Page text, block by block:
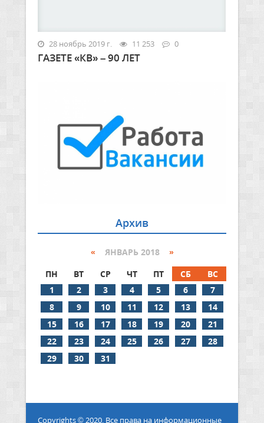
28 ноябрь 2019 г. 11 253 0
ГАЗЕТЕ «КВ» – 90 ЛЕТ
Архив
« ЯНВАРЬ 2018 »
ПН
ВТ СР ЧТ ПТ СБ
ВС
1
2 3 4 5 6
7
8
9 10 11 12 13
14
15
16 17 18 19 20
21
22
23 24 25 26 27
28
29
30 31
Copyrights © 2020. Все права на информационные